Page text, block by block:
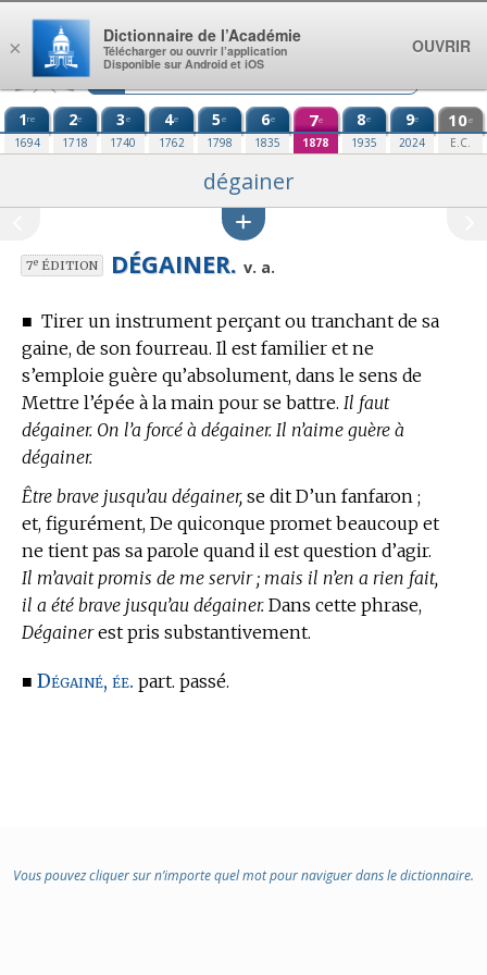
Aller au contenu
1re
1694
2e
1718
3e
1740
4e
1762
5e
1798
6e
1835
7e
1878
8e
1935
9e
2024
10e
E.C.
dégainer
7eÉDITION DÉGAINER. v. a.
■ Tirer un instrument perçant ou tranchant de sa
gaine, de son fourreau. Il est familier et ne
s’emploie guère qu’absolument, dans le sens de
Mettre l’épée à la main pour se battre. Il faut
dégainer. On l’a forcé à dégainer. Il n’aime guère à
dégainer.
Être brave jusqu’au dégainer, se dit D’un fanfaron ;
et, figurément, De quiconque promet beaucoup et
ne tient pas sa parole quand il est question d’agir.
Il m’avait promis de me servir ; mais il n’en a rien fait,
il a été brave jusqu’au dégainer. Dans cette phrase,
Dégainerest pris substantivement.
■ Dégainé, ée. part. passé.
Vous pouvez cliquer sur n’importe quel mot pour naviguer dans le dictionnaire.
×
Dictionnaire de l’Académie
Télécharger ou ouvrir l’application
Disponible sur Android et iOS
OUVRIR